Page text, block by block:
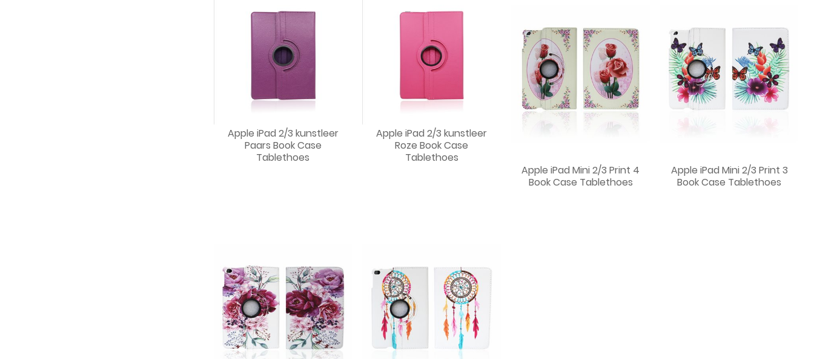
Apple iPad 2/3 kunstleer
Paars Book Case
Tablethoes
Apple iPad 2/3 kunstleer
Roze Book Case
Tablethoes
Apple iPad Mini 2/3 Print 4
Book Case Tablethoes
Apple iPad Mini 2/3 Print 3
Book Case Tablethoes